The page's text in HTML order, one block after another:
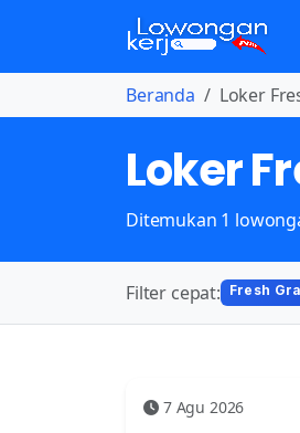
Beranda Loker
Loker
Ditemukan 1
Filter cepat: Fresh
7 Agu 2026